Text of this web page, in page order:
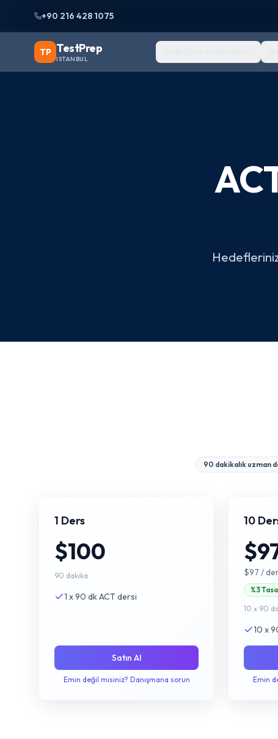
+90 216 428 1075
TP TestPrep
ISTANBUL
90 dakikalık uzman
1 Ders
$100
90 dakika
1 x 90 dk ACT dersi
Satın Al
Emin değil misiniz? Danışmana sorun
10
$97 /
%3
10 x 90
10 x
Emin